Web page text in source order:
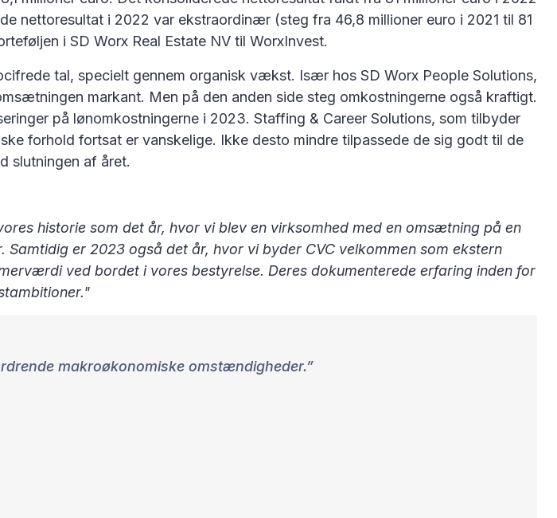
nettoresultat i 2022 var ekstraordinær (steg fra 46,8 millioner euro i 2021 til 81
i SD Worx Real Estate NV til WorxInvest.
tal, specielt gennem organisk vækst. Især hos SD Worx People Solutions,
markant. Men på den anden side steg omkostningerne også kraftigt.
på lønomkostningerne i 2023. Staffing & Career Solutions, som tilbyder
forhold fortsat er vanskelige. Ikke desto mindre tilpassede de sig godt til de
slutningen af året.
historie som det år, hvor vi blev en virksomhed med en omsætning på en
er 2023 også det år, hvor vi byder CVC velkommen som ekstern
ved bordet i vores bestyrelse. Deres dokumenterede erfaring inden for
makroøkonomiske omstændigheder.